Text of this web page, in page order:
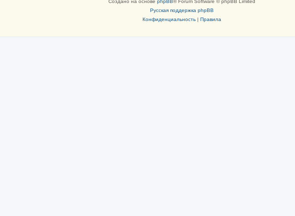
Создано на основе phpBB® Forum Software © phpBB Limited
Русская поддержка phpBB
Конфиденциальность| Правила